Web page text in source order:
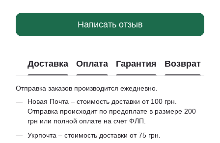
Написать отзыв
Доставка Оплата Гарантия Возврат
Отправка заказов производится ежедневно.
Новая Почта – стоимость доставки от 100 грн.
Отправка происходит по предоплате в размере 200
грн или полной оплате на счет ФЛП.
Укрпочта – стоимость доставки от 75 грн.